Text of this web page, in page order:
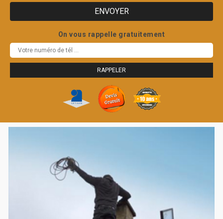
On vous rappelle gratuitement